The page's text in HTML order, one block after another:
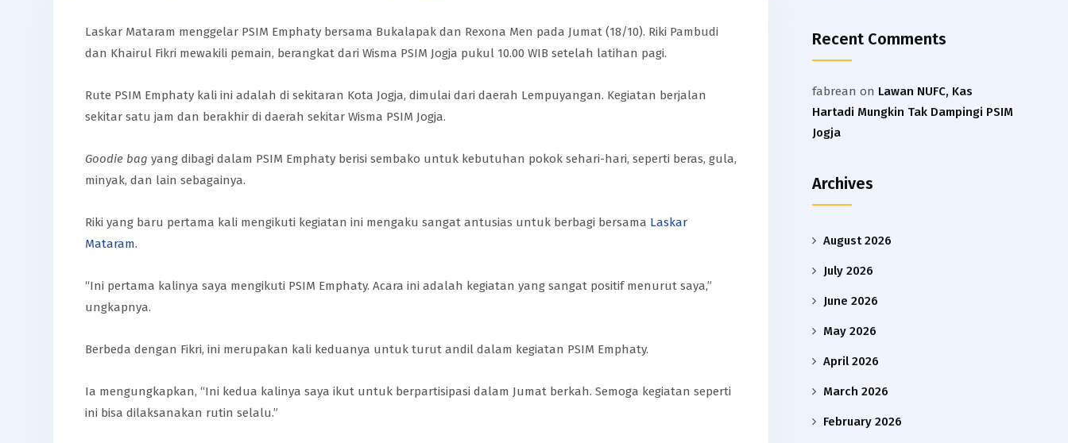
Laskar Mataram menggelar PSIM Emphaty bersama Bukalapak dan Rexona Men pada Jumat (18/10). Riki Pambudi
dan Khairul Fikri mewakili pemain, berangkat dari Wisma PSIM Jogja pukul 10.00 WIB setelah latihan pagi.
Rute PSIM Emphaty kali ini adalah di sekitaran Kota Jogja, dimulai dari daerah Lempuyangan. Kegiatan berjalan
sekitar satu jam dan berakhir di daerah sekitar Wisma PSIM Jogja.
Goodie bag yang dibagi dalam PSIM Emphaty berisi sembako untuk kebutuhan pokok sehari-hari, seperti beras, gula,
minyak, dan lain sebagainya.
Riki yang baru pertama kali mengikuti kegiatan ini mengaku sangat antusias untuk berbagi bersama Laskar
Mataram.
“Ini pertama kalinya saya mengikuti PSIM Emphaty. Acara ini adalah kegiatan yang sangat positif menurut saya,”
ungkapnya.
Berbeda dengan Fikri, ini merupakan kali keduanya untuk turut andil dalam kegiatan PSIM Emphaty.
Ia mengungkapkan, “Ini kedua kalinya saya ikut untuk berpartisipasi dalam Jumat berkah. Semoga kegiatan seperti
ini bisa dilaksanakan rutin selalu.”
Recent Comments
fabrean on Lawan NUFC, Kas
Hartadi Mungkin Tak Dampingi PSIM
Jogja
Archives
August 2026
July 2026
June 2026
May 2026
April 2026
March 2026
February 2026